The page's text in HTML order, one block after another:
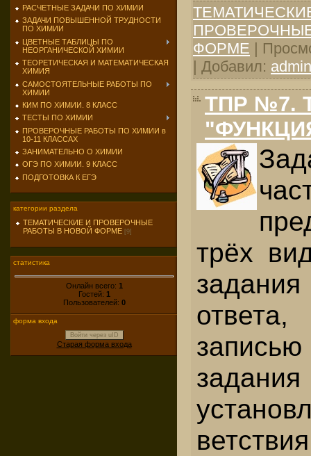
РАСЧЕТНЫЕ ЗАДАЧИ ПО ХИМИИ
ЗАДАЧИ ПОВЫШЕННОЙ ТРУДНОСТИ
ПО ХИМИИ
ЦВЕТНЫЕ ТАБЛИЦЫ ПО
НЕОРГАНИЧЕСКОЙ ХИМИИ
ТЕОРЕТИЧЕСКАЯ И МАТЕМАТИЧЕСКАЯ
ХИМИЯ
САМОСТОЯТЕЛЬНЫЕ РАБОТЫ ПО
ХИМИИ
КИМ ПО ХИМИИ. 8 КЛАСС
ТЕСТЫ ПО ХИМИИ
ПРОВЕРОЧНЫЕ РАБОТЫ ПО ХИМИИ в
10-11 КЛАССАХ
ЗАНИМАТЕЛЬНО О ХИМИИ
ОГЭ ПО ХИМИИ. 9 КЛАСС
ПОДГОТОВКА К ЕГЭ
категории раздела
ТЕМАТИЧЕСКИЕ И ПРОВЕРОЧНЫЕ
РАБОТЫ В НОВОЙ ФОРМЕ [9]
статистика
Онлайн всего: 1
Гостей: 1
Пользователей: 0
форма входа
Войти через uID
Старая форма входа
ФОРМЕ |
| Добавил: admin
ТПР №7.
трёх